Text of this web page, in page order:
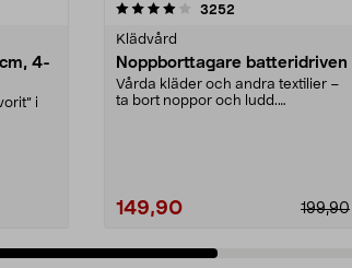
4-
i
3252
Klädvård
Noppborttagare batteridriven
Vårda kläder och andra textilier –
ta bort noppor och ludd.
199,90
149,90
4.5av 5 stjärnor